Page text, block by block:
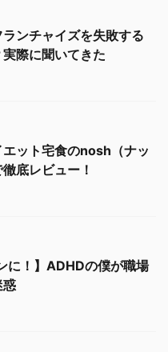
ンチャイズを失敗する
際に聞いてきた
エット宅食のnosh（ナッ
底レビュー！
に！】ADHDの僕が職場
惑